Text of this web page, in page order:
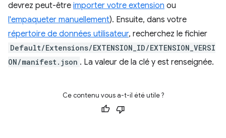
devrez peut-être importer votre extension ou
l'empaqueter manuellement). Ensuite, dans votre
répertoire de données utilisateur, recherchez le fichier
Default/Extensions/EXTENSION_ID/EXTENSION_VERSI
ON/manifest.json . La valeur de la clé y est renseignée.
Ce contenu vous a-t-il été utile ?